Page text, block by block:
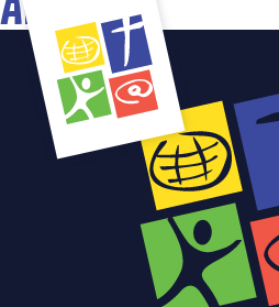
Archives